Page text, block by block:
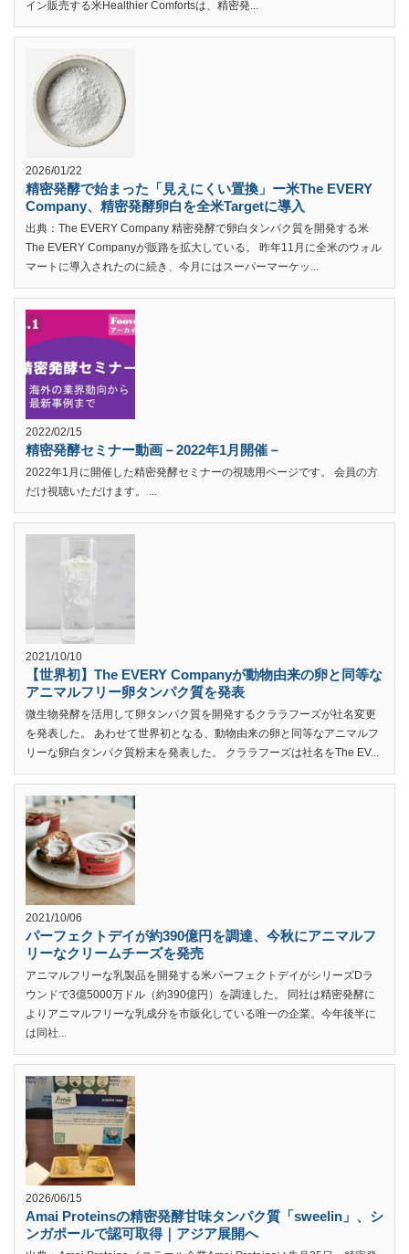
イン販売する米Healthier Comfortsは、精密発...
2026/01/22
精密発酵で始まった「見えにくい置換」ー米The EVERY
Company、精密発酵卵白を全米Targetに導入
出典：The EVERY Company 精密発酵で卵白タンパク質を開発する米
The EVERY Companyが販路を拡大している。 昨年11月に全米のウォル
マートに導入されたのに続き、今月にはスーパーマーケッ...
2022/02/15
精密発酵セミナー動画－2022年1月開催－
2022年1月に開催した精密発酵セミナーの視聴用ページです。 会員の方
だけ視聴いただけます。 ...
2021/10/10
【世界初】The EVERY Companyが動物由来の卵と同等な
アニマルフリー卵タンパク質を発表
微生物発酵を活用して卵タンパク質を開発するクララフーズが社名変更
を発表した。 あわせて世界初となる、動物由来の卵と同等なアニマルフ
リーな卵白タンパク質粉末を発表した。 クララフーズは社名をThe EV...
2021/10/06
パーフェクトデイが約390億円を調達、今秋にアニマルフ
リーなクリームチーズを発売
アニマルフリーな乳製品を開発する米パーフェクトデイがシリーズDラ
ウンドで3億5000万ドル（約390億円）を調達した。 同社は精密発酵に
よりアニマルフリーな乳成分を市販化している唯一の企業。今年後半に
は同社...
2026/06/15
Amai Proteinsの精密発酵甘味タンパク質「sweelin」、シ
ンガポールで認可取得｜アジア展開へ